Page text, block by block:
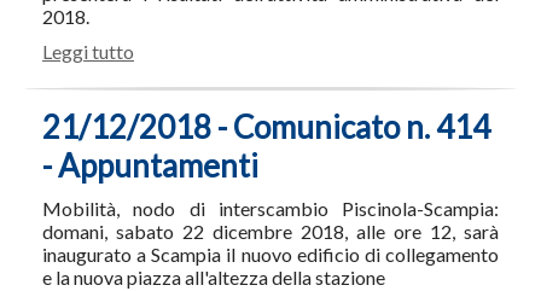
2018.
Leggi tutto
21/12/2018 - Comunicato n. 414
- Appuntamenti
Mobilità, nodo di interscambio Piscinola-Scampia:
domani, sabato 22 dicembre 2018, alle ore 12, sarà
inaugurato a Scampia il nuovo edificio di collegamento
e la nuova piazza all'altezza della stazione